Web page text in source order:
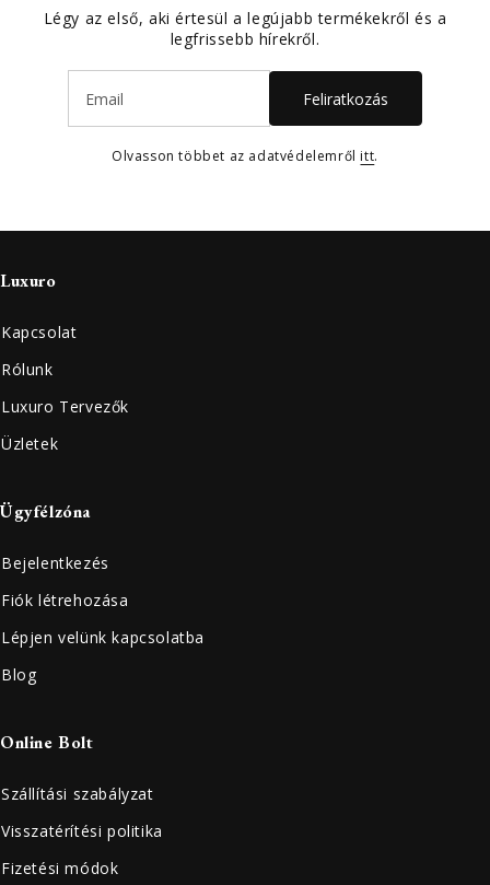
Légy az első, aki értesül a legújabb termékekről és a
legfrissebb hírekről.
Feliratkozás
Olvasson többet az adatvédelemről itt.
Luxuro
Kapcsolat
Rólunk
Luxuro Tervezők
Üzletek
Ügyfélzóna
Bejelentkezés
Fiók létrehozása
Lépjen velünk kapcsolatba
Blog
Online Bolt
Szállítási szabályzat
Visszatérítési politika
Fizetési módok